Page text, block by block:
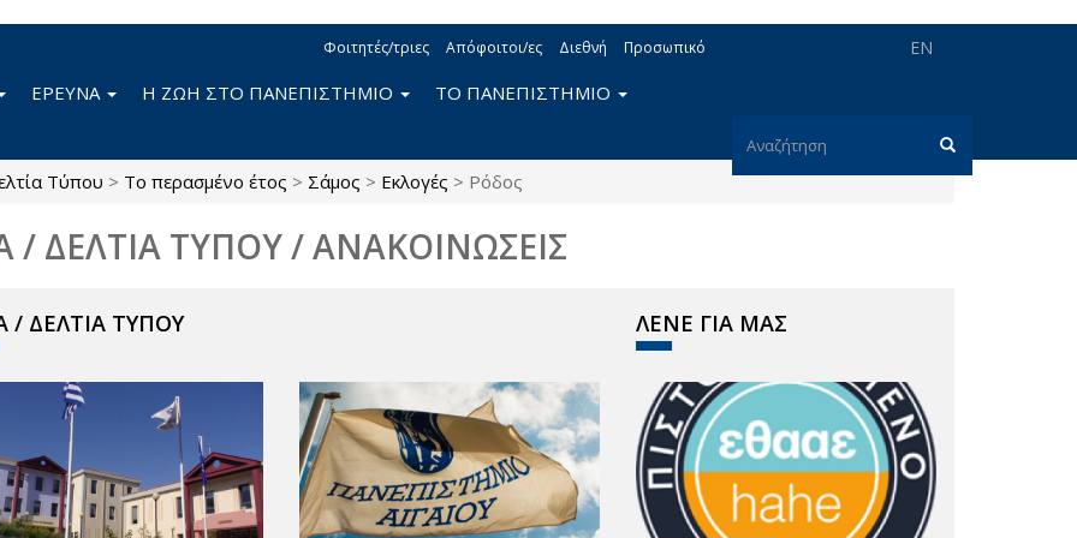
EN
Φοιτητές/τριες Απόφοιτοι/ες Διεθνή Προσωπικό
Φόρμα
ΕΡΕΥΝΑ Η ΖΩΗ ΣΤΟ ΠΑΝΕΠΙΣΤΗΜΙΟ ΤΟ ΠΑΝΕΠΙΣΤΗΜΙΟ
Τύπου > Το περασμένο έτος > Σάμος > Εκλογές > Ρόδος
/ ΔΕΛΤΙΑ ΤΥΠΟΥ / ΑΝΑΚΟΙΝΩΣΕΙΣ
/ ΔΕΛΤΙΑ ΤΥΠΟΥ ΛΕΝΕ ΓΙΑ ΜΑΣ